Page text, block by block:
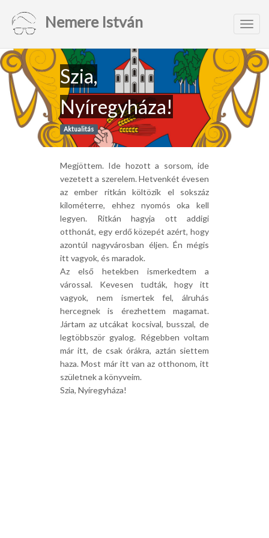
Nemere István
Szia,
Nyíregyháza!
Aktualitás
Megjöttem. Ide hozott a sorsom, ide
vezetett a szerelem. Hetvenkét évesen
az ember ritkán költözik el sokszáz
kilométerre, ehhez nyomós oka kell
legyen. Ritkán hagyja ott addigi
otthonát, egy erdő közepét azért, hogy
azontúl nagyvárosban éljen. Én mégis
itt vagyok, és maradok.
Az első hetekben ismerkedtem a
várossal. Kevesen tudták, hogy itt
vagyok, nem ismertek fel, álruhás
hercegnek is érezhettem magamat.
Jártam az utcákat kocsival, busszal, de
legtöbbször gyalog. Régebben voltam
már itt, de csak órákra, aztán siettem
haza. Most már itt van az otthonom, itt
születnek a könyveim.
Szia, Nyíregyháza!